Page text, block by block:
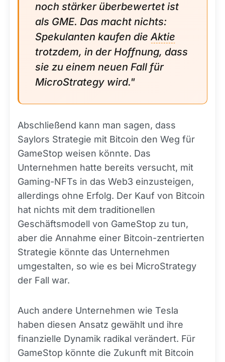
noch stärker überbewertet ist
als GME. Das macht nichts:
Spekulanten kaufen dieAktie
trotzdem, in der Hoffnung, dass
sie zu einem neuen Fall für
MicroStrategy wird."
Abschließend kann man sagen, dass
Saylors Strategie mit Bitcoin den Weg für
GameStop weisen könnte. Das
Unternehmen hatte bereits versucht, mit
Gaming-NFTs in das Web3 einzusteigen,
allerdings ohne Erfolg. Der Kauf von Bitcoin
hat nichts mit dem traditionellen
Geschäftsmodell von GameStop zu tun,
aber die Annahme einer Bitcoin-zentrierten
Strategie könnte das Unternehmen
umgestalten, so wie es bei MicroStrategy
der Fall war.
Auch andere Unternehmen wie Tesla
haben diesen Ansatz gewählt und ihre
finanzielle Dynamik radikal verändert. Für
GameStop könnte die Zukunft mit Bitcoin